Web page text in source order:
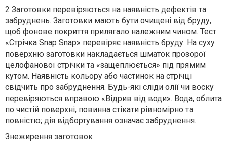
2 Заготовки перевіряються на наявність дефектів та
забруднень. Заготовки мають бути очищені від бруду,
щоб фонове покриття прилягало належним чином. Тест
«Стрічка Snap Snap» перевіряє наявність бруду. На суху
поверхню заготовки накладається шматок прозорої
целофанової стрічки та «защеплюється» під прямим
кутом. Наявність кольору або частинок на стрічці
свідчить про забруднення. Будь-які сліди олії чи воску
перевіряються вправою «Відрив від води». Вода, облита
по чистій поверхні, повинна стікати рівномірно та
повністю; дія відбортування означає забруднення.
Знежирення заготовок